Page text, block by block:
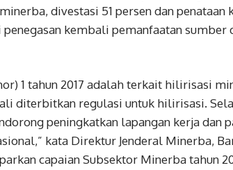
divestasi 51 persen dan penataan
kembali pemanfaatan sumber
1 tahun 2017 adalah terkait hilirisasi
diterbitkan regulasi untuk hilirisasi.
peningkatkan lapangan kerja dan
kata Direktur Jenderal Minerba,
capaian Subsektor Minerba tahun